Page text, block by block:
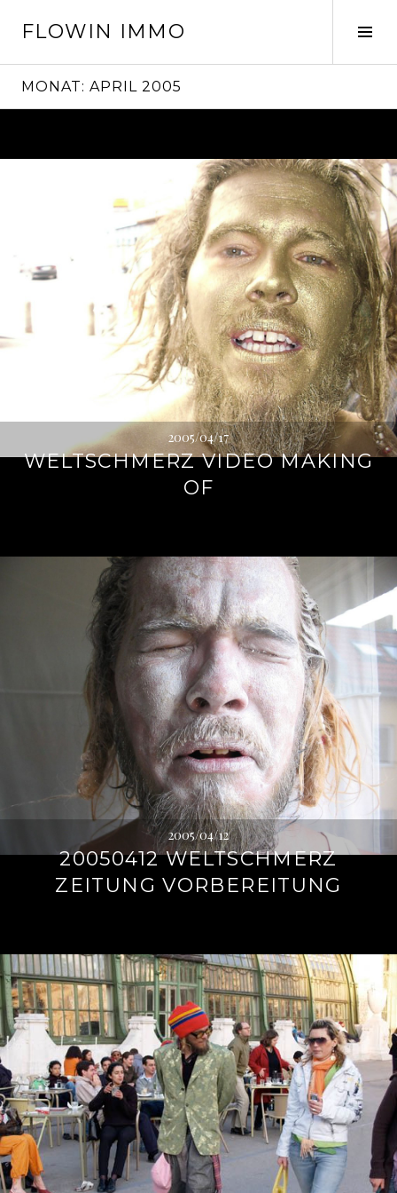
zumFLOWIN IMMO
MONAT: APRIL 2005
2005/04/17
WELTSCHMERZ VIDEO MAKING
OF
2005/04/12
20050412 WELTSCHMERZ
ZEITUNG VORBEREITUNG